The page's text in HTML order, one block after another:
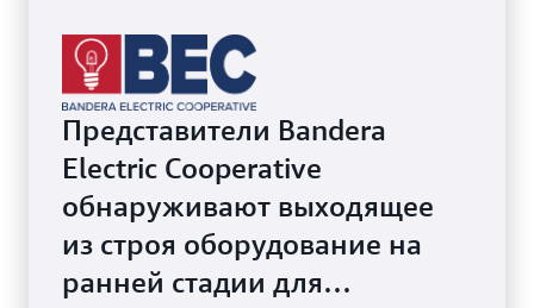
Представители Bandera
Electric Cooperative
обнаруживают выходящее
из строя оборудование на
ранней стадии для